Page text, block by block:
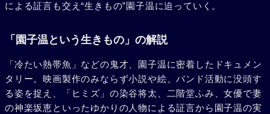
による証言も交え“生きもの”園子温に迫っていく。
「園子温という生きもの」の解説
「冷たい熱帯魚」などの鬼才、園子温に密着したドキュメン
タリー。映画製作のみならず小説や絵、バンド活動に没頭す
る姿を捉え、「ヒミズ」の染谷将太、二階堂ふみ、女優で妻
の神楽坂恵といったゆかりの人物による証言から園子温の実